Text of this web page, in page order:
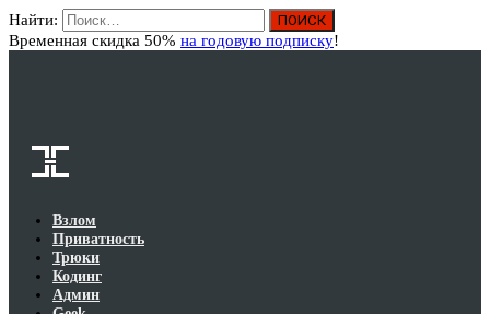
Найти:
Временная скидка 50% на годовую подписку!
Взлом
Приватность
Трюки
Кодинг
Админ